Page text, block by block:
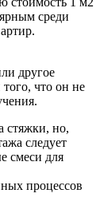
среди
другое
что он не
стяжки, но,
следует
смеси для
процессов